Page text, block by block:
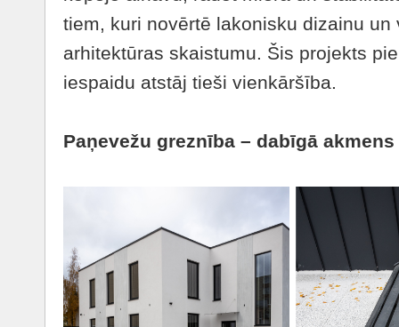
tiem, kuri novērtē lakonisku dizainu
arhitektūras skaistumu. Šis projekts
iespaidu atstāj tieši vienkāršība.
Paņevežu greznība – dabīgā